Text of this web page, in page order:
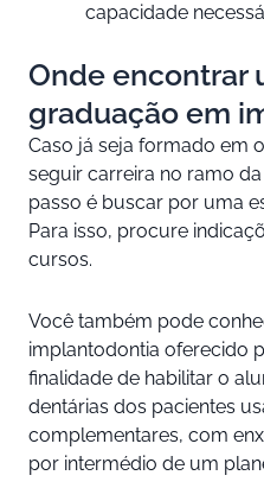
capacidade
Onde encontrar
graduação em
Caso já seja formado em
seguir carreira no ramo
passo é buscar por uma
Para isso, procure
cursos.
Você também pode
implantodontia oferecido
finalidade de habilitar o
dentárias dos pacientes
complementares, com
por intermédio de um